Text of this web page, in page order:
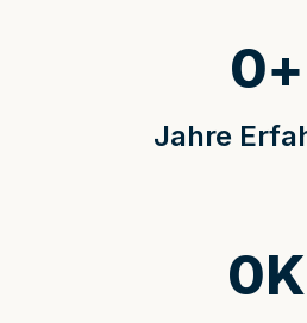
Jahre
0+
0K